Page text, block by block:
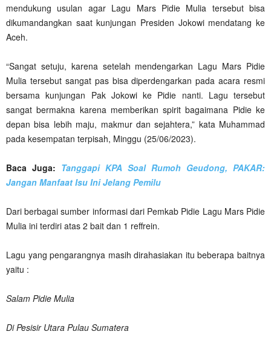
mendukung usulan agar Lagu Mars Pidie Mulia tersebut bisa
dikumandangkan saat kunjungan Presiden Jokowi mendatang ke
Aceh.
“Sangat setuju, karena setelah mendengarkan Lagu Mars Pidie
Mulia tersebut sangat pas bisa diperdengarkan pada acara resmi
bersama kunjungan Pak Jokowi ke Pidie nanti. Lagu tersebut
sangat bermakna karena memberikan spirit bagaimana Pidie ke
depan bisa lebih maju, makmur dan sejahtera,” kata Muhammad
pada kesempatan terpisah, Minggu (25/06/2023).
Baca Juga: Tanggapi KPA Soal Rumoh Geudong, PAKAR:
Jangan Manfaat Isu Ini Jelang Pemilu
Dari berbagai sumber informasi dari Pemkab Pidie Lagu Mars Pidie
Mulia ini terdiri atas 2 bait dan 1 reffrein.
Lagu yang pengarangnya masih dirahasiakan itu beberapa baitnya
yaitu :
Salam Pidie Mulia
Di Pesisir Utara Pulau Sumatera